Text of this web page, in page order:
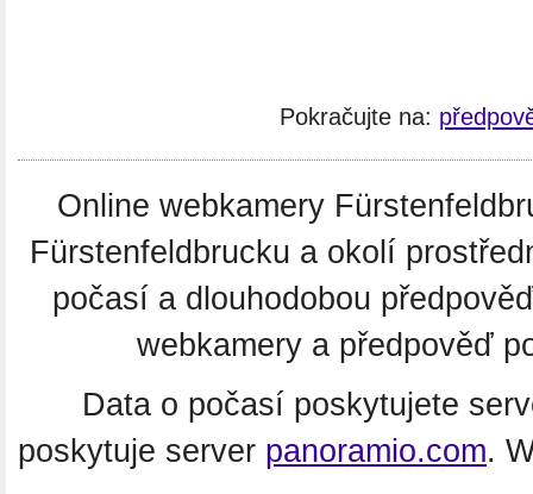
Pokračujte na:
Online webkamery
Fürstenfeldbrucku a okolí
počasí a dlouhodobou
webkamery a předpověď
Data o počasí poskytujete
poskytuje server panoramio.com.